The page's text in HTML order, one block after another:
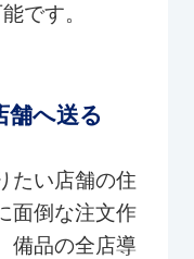
です。
舗へ送る
たい店舗の住
面倒な注文作
備品の全店導